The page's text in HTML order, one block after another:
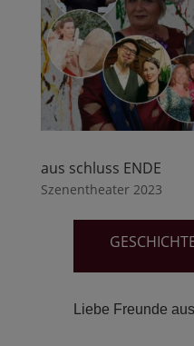
aus schluss ENDE
Szenentheater 2023
Liebe Freunde